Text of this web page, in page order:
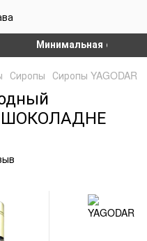
Минимальная сумма
Сиропы Сиропы YAGODAR
"ШОКОЛАДНЕ